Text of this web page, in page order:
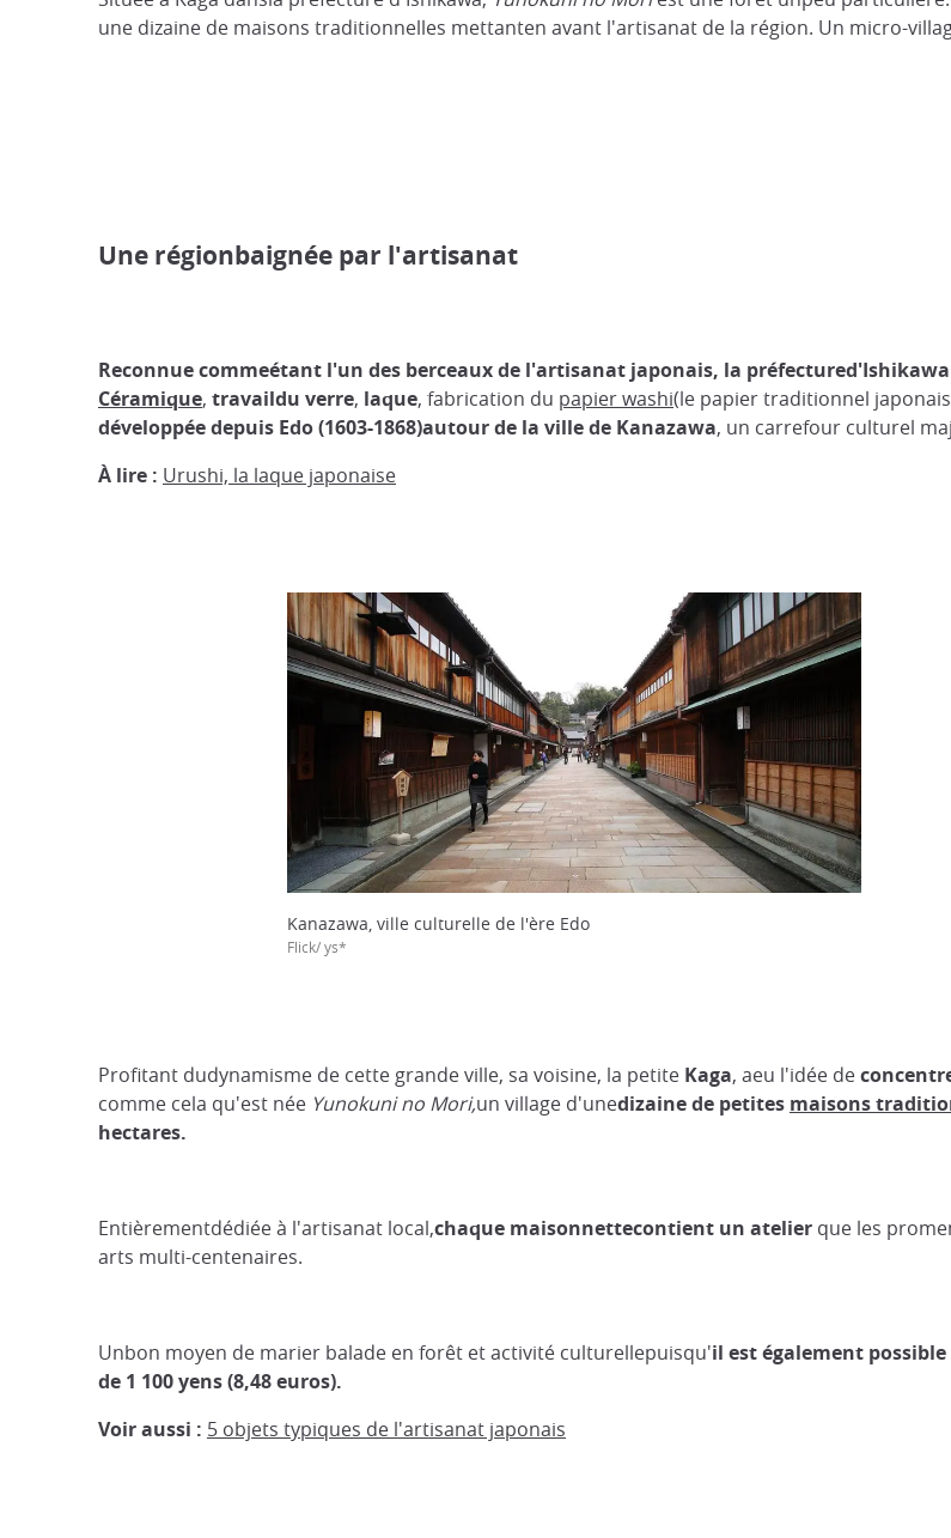
une dizaine de maisons traditionnelles mettanten avant l'artisanat de la région. Un micro-
Une régionbaignée par l'artisanat
Reconnue commeétant l'un des berceaux de l'artisanat japonais, la préfectured'Ishikawa
Céramique, travaildu verre, laque, fabrication du papier washi(le papier traditionnel
développée depuis Edo (1603-1868)autour de la ville de Kanazawa, un carrefour culturel
À lire : Urushi, la laque japonaise
Kanazawa, ville culturelle de l'ère Edo
Flick/ ys*
Profitant dudynamisme de cette grande ville, sa voisine, la petite Kaga, aeu l'idée de
comme cela qu'est née Yunokuni no Mori,un village d'unedizaine de petites maisons
hectares.
Entièrementdédiée à l'artisanat local,chaque maisonnettecontient un atelier que les
arts multi-centenaires.
Unbon moyen de marier balade en forêt et activité culturellepuisqu'il est également
de 1 100 yens (8,48 euros).
Voir aussi : 5 objets typiques de l'artisanat japonais